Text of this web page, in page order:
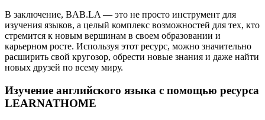
В заключение, BAB.LA — это не просто инструмент для
изучения языков, а целый комплекс возможностей для тех, кто
стремится к новым вершинам в своем образовании и
карьерном росте. Используя этот ресурс, можно значительно
расширить свой кругозор, обрести новые знания и даже найти
новых друзей по всему миру.
Изучение английского языка с помощью ресурса
LEARNATHOME